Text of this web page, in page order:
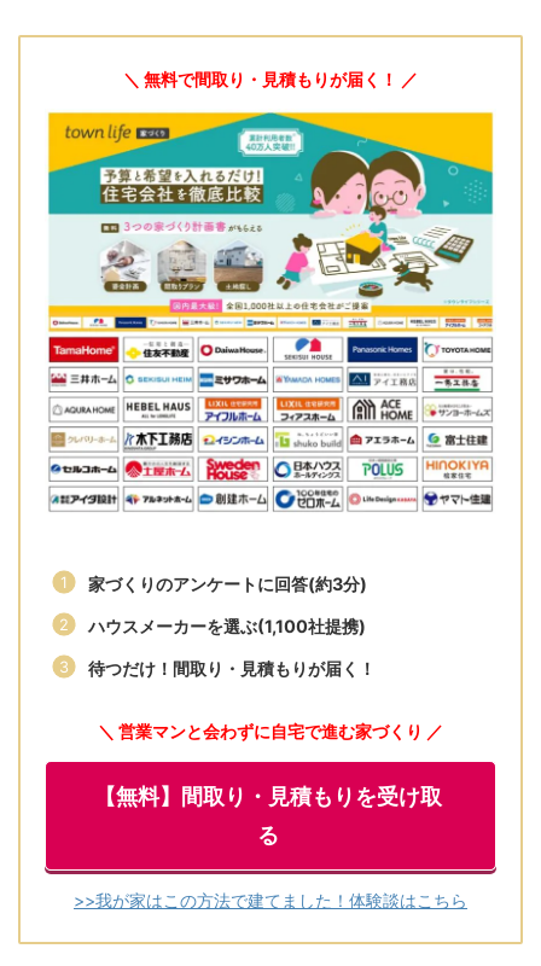
＼ 無料で間取り・見積もりが届く！ ／
家づくりのアンケートに回答(約3分)
ハウスメーカーを選ぶ(1,100社提携)
待つだけ！間取り・見積もりが届く！
＼ 営業マンと会わずに自宅で進む家づくり ／
【無料】間取り・見積もりを受け取
る
>>我が家はこの方法で建てました！体験談はこちら